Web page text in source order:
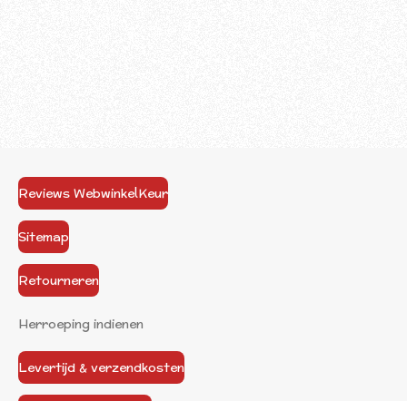
Reviews WebwinkelKeur
Sitemap
Retourneren
Herroeping indienen
Levertijd & verzendkosten